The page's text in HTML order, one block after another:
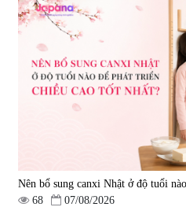
Nên bổ sung canxi Nhật ở độ tuổi
68
07/08/2026